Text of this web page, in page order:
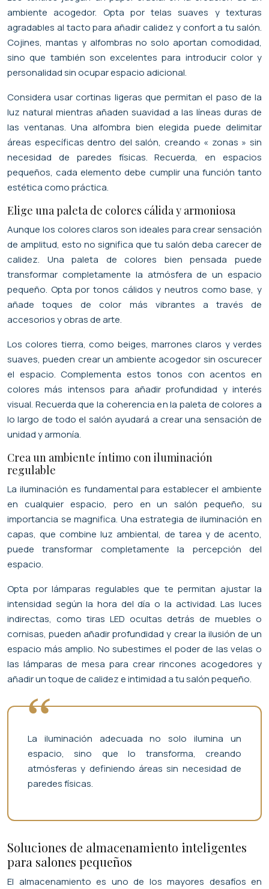
ambiente acogedor. Opta por telas suaves y texturas
agradables al tacto para añadir calidez y confort a tu salón.
Cojines, mantas y alfombras no solo aportan comodidad,
sino que también son excelentes para introducir color y
personalidad sin ocupar espacio adicional.
Considera usar cortinas ligeras que permitan el paso de la
luz natural mientras añaden suavidad a las líneas duras de
las ventanas. Una alfombra bien elegida puede delimitar
áreas específicas dentro del salón, creando « zonas » sin
necesidad de paredes físicas. Recuerda, en espacios
pequeños, cada elemento debe cumplir una función tanto
estética como práctica.
Elige una paleta de colores cálida y armoniosa
Aunque los colores claros son ideales para crear sensación
de amplitud, esto no significa que tu salón deba carecer de
calidez. Una paleta de colores bien pensada puede
transformar completamente la atmósfera de un espacio
pequeño. Opta por tonos cálidos y neutros como base, y
añade toques de color más vibrantes a través de
accesorios y obras de arte.
Los colores tierra, como beiges, marrones claros y verdes
suaves, pueden crear un ambiente acogedor sin oscurecer
el espacio. Complementa estos tonos con acentos en
colores más intensos para añadir profundidad y interés
visual. Recuerda que la coherencia en la paleta de colores a
lo largo de todo el salón ayudará a crear una sensación de
unidad y armonía.
Crea un ambiente íntimo con iluminación
regulable
La iluminación es fundamental para establecer el ambiente
en cualquier espacio, pero en un salón pequeño, su
importancia se magnifica. Una estrategia de iluminación en
capas, que combine luz ambiental, de tarea y de acento,
puede transformar completamente la percepción del
espacio.
Opta por lámparas regulables que te permitan ajustar la
intensidad según la hora del día o la actividad. Las luces
indirectas, como tiras LED ocultas detrás de muebles o
cornisas, pueden añadir profundidad y crear la ilusión de un
espacio más amplio. No subestimes el poder de las velas o
las lámparas de mesa para crear rincones acogedores y
añadir un toque de calidez e intimidad a tu salón pequeño.
La iluminación adecuada no solo ilumina un
espacio, sino que lo transforma, creando
atmósferas y definiendo áreas sin necesidad de
paredes físicas.
Soluciones de almacenamiento inteligentes
para salones pequeños
El almacenamiento es uno de los mayores desafíos en